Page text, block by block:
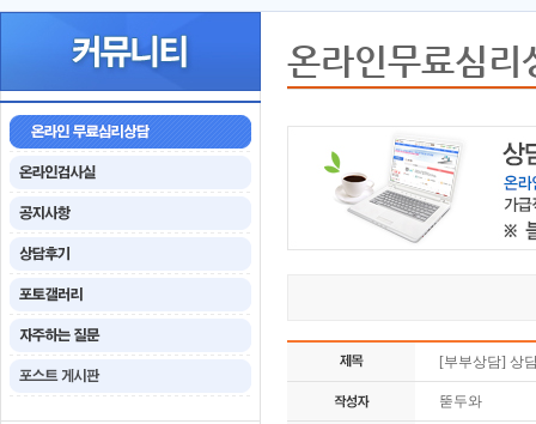
온라인무료심리
[부부상담] 상
뚣두와